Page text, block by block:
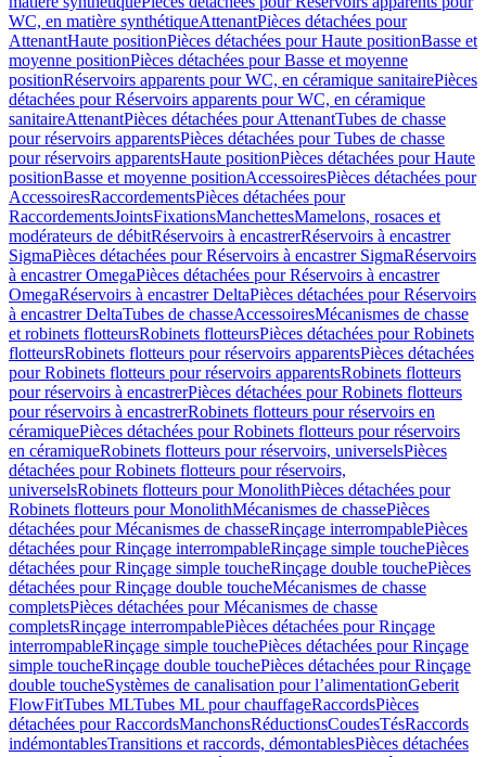
WC, en matière synthétiqueAttenantPièces détachées pour
AttenantHaute positionPièces détachées pour Haute positionBasse et
moyenne positionPièces détachées pour Basse et moyenne
positionRéservoirs apparents pour WC, en céramique sanitairePièces
détachées pour Réservoirs apparents pour WC, en céramique
sanitaireAttenantPièces détachées pour AttenantTubes de chasse
pour réservoirs apparentsPièces détachées pour Tubes de chasse
pour réservoirs apparentsHaute positionPièces détachées pour Haute
positionBasse et moyenne positionAccessoiresPièces détachées pour
AccessoiresRaccordementsPièces détachées pour
RaccordementsJointsFixationsManchettesMamelons, rosaces et
modérateurs de débitRéservoirs à encastrerRéservoirs à encastrer
SigmaPièces détachées pour Réservoirs à encastrer SigmaRéservoirs
à encastrer OmegaPièces détachées pour Réservoirs à encastrer
OmegaRéservoirs à encastrer DeltaPièces détachées pour Réservoirs
à encastrer DeltaTubes de chasseAccessoiresMécanismes de chasse
et robinets flotteursRobinets flotteursPièces détachées pour Robinets
flotteursRobinets flotteurs pour réservoirs apparentsPièces détachées
pour Robinets flotteurs pour réservoirs apparentsRobinets flotteurs
pour réservoirs à encastrerPièces détachées pour Robinets flotteurs
pour réservoirs à encastrerRobinets flotteurs pour réservoirs en
céramiquePièces détachées pour Robinets flotteurs pour réservoirs
en céramiqueRobinets flotteurs pour réservoirs, universelsPièces
détachées pour Robinets flotteurs pour réservoirs,
universelsRobinets flotteurs pour MonolithPièces détachées pour
Robinets flotteurs pour MonolithMécanismes de chassePièces
détachées pour Mécanismes de chasseRinçage interrompablePièces
détachées pour Rinçage interrompableRinçage simple touchePièces
détachées pour Rinçage simple toucheRinçage double touchePièces
détachées pour Rinçage double toucheMécanismes de chasse
completsPièces détachées pour Mécanismes de chasse
completsRinçage interrompablePièces détachées pour Rinçage
interrompableRinçage simple touchePièces détachées pour Rinçage
simple toucheRinçage double touchePièces détachées pour Rinçage
double toucheSystèmes de canalisation pour l’alimentationGeberit
FlowFitTubes MLTubes ML pour chauffageRaccordsPièces
détachées pour RaccordsManchonsRéductionsCoudesTésRaccords
indémontablesTransitions et raccords, démontablesPièces détachées